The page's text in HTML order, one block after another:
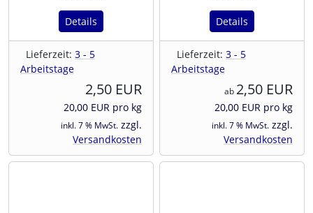
Details
Lieferzeit: 3 - 5
Arbeitstage
2,50 EUR
20,00 EUR pro kg
inkl. 7 % MwSt. zzgl.
Versandkosten
Details
Lieferzeit: 3 - 5
Arbeitstage
ab 2,50 EUR
20,00 EUR pro kg
inkl. 7 % MwSt. zzgl.
Versandkosten